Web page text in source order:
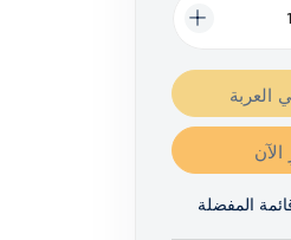
العربة
المفضلة